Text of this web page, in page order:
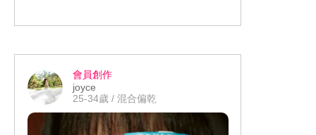
生兒開始就可選用，也有方便小孩帶去
成就感高！尿布吸收力不怕漏，一片可
吸收12次尿量，媽媽寶寶都能安心睡到
自然醒。妙而舒黏貼型好撕好黏，自由
調整符合身形。寶寶使用黏貼型整體感
會員創作
joyce
25-34歲 / 混合偏乾